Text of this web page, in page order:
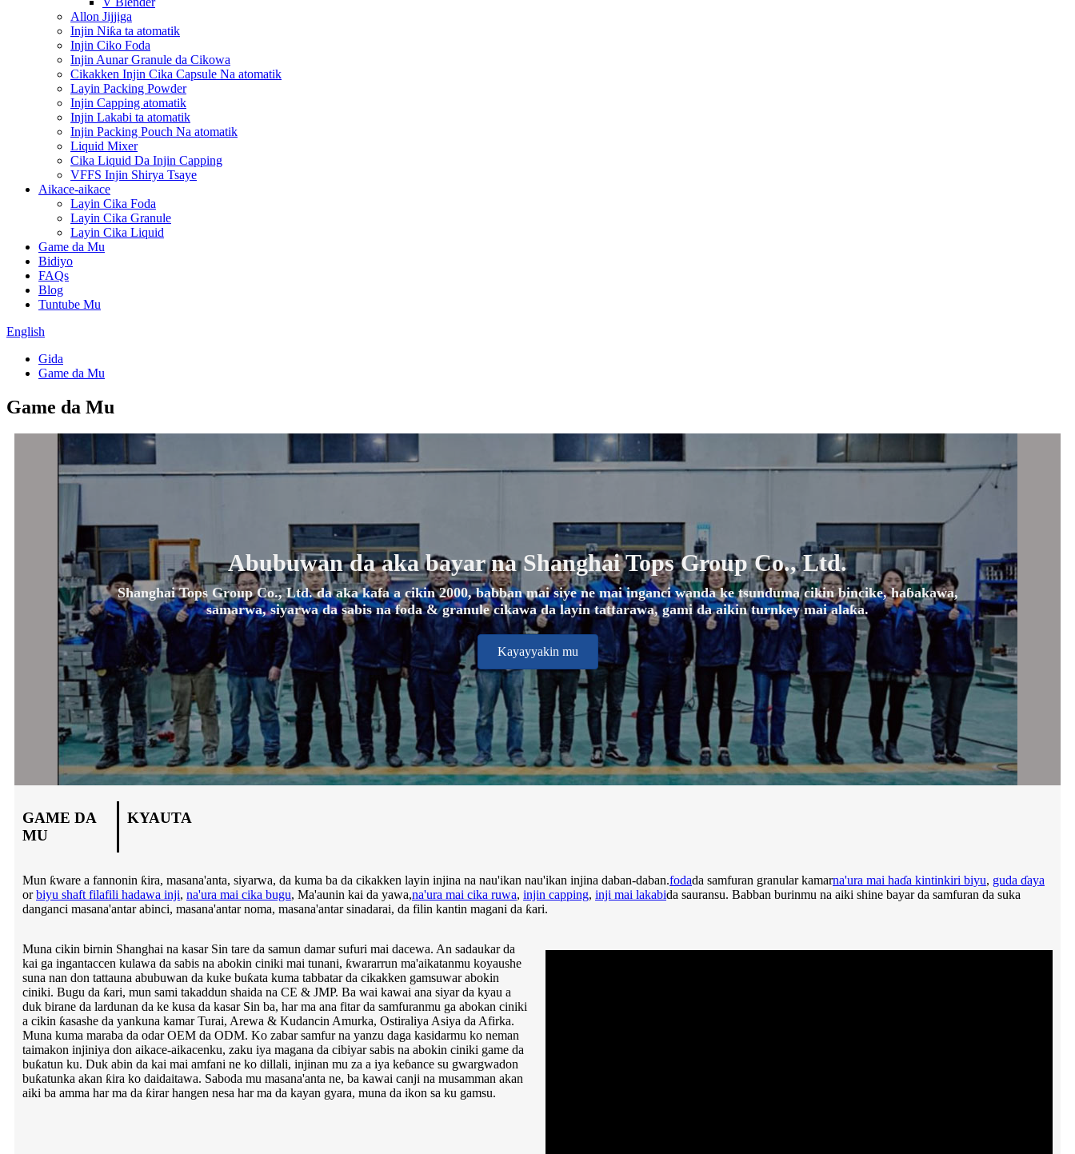
Allon Jijjiga
Injin Niƙa ta atomatik
Injin Ciko Foda
Injin Aunar Granule da Cikowa
Cikakken Injin Cika Capsule Na atomatik
Layin Packing Powder
Injin Capping atomatik
Injin Lakabi ta atomatik
Injin Packing Pouch Na atomatik
Liquid Mixer
Cika Liquid Da Injin Capping
VFFS Injin Shirya Tsaye
Aikace-aikace
Layin Cika Foda
Layin Cika Granule
Layin Cika Liquid
Game da Mu
Bidiyo
FAQs
Blog
Tuntube Mu
English
Gida
Game da Mu
Game da Mu
Abubuwan da aka bayar na Shanghai Tops Group Co., Ltd.
Shanghai Tops Group Co., Ltd. da aka kafa a cikin 2000, babban mai siye ne mai inganci wanda ke tsunduma cikin bincike, haɓakawa,
samarwa, siyarwa da sabis na foda & granule cikawa da layin tattarawa, gami da aikin turnkey mai alaƙa.
Kayayyakin mu
GAME DA
MU
KYAUTA
Mun ƙware a fannonin ƙira, masana'anta, siyarwa, da kuma ba da cikakken layin injina na nau'ikan nau'ikan injina daban-daban.fodada samfuran granular kamarna'ura mai haɗa kintinkiri biyu, guda ɗaya
orbiyu shaft filafili hadawa inji, na'ura mai cika bugu, Ma'aunin kai da yawa,na'ura mai cika ruwa, injin capping, inji mai lakabida sauransu. Babban burinmu na aiki shine bayar da samfuran da suka
danganci masana'antar abinci, masana'antar noma, masana'antar sinadarai, da filin kantin magani da ƙari.
Muna cikin birnin Shanghai na kasar Sin tare da samun damar sufuri mai dacewa. An sadaukar da
kai ga ingantaccen kulawa da sabis na abokin ciniki mai tunani, ƙwararrun ma'aikatanmu koyaushe
suna nan don tattauna abubuwan da kuke buƙata kuma tabbatar da cikakken gamsuwar abokin
ciniki. Bugu da ƙari, mun sami takaddun shaida na CE & JMP. Ba wai kawai ana siyar da kyau a
duk birane da lardunan da ke kusa da kasar Sin ba, har ma ana fitar da samfuranmu ga abokan ciniki
a cikin ƙasashe da yankuna kamar Turai, Arewa & Kudancin Amurka, Ostiraliya Asiya da Afirka.
Muna kuma maraba da odar OEM da ODM. Ko zabar samfur na yanzu daga kasidarmu ko neman
taimakon injiniya don aikace-aikacenku, zaku iya magana da cibiyar sabis na abokin ciniki game da
buƙatun ku. Duk abin da kai mai amfani ne ko dillali, injinan mu za a iya keɓance su gwargwadon
buƙatunka akan ƙira ko daidaitawa. Saboda mu masana'anta ne, ba kawai canji na musamman akan
aiki ba amma har ma da ƙirar hangen nesa har ma da kayan gyara, muna da ikon sa ku gamsu.